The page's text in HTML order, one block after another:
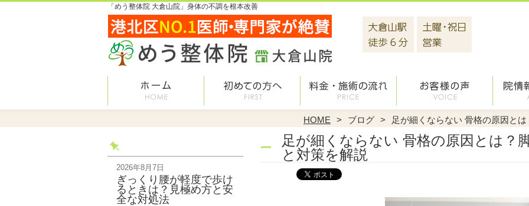
「めう整体院 大倉山院」身体の不調を根本改善
HOME ブログ 足が細くならない 骨格の原因と
2026年8月7日
ぎっくり腰が軽度で歩け
るときは？見極め方と安
全な対処法
足が細くならない 骨格の原因とは？
と対策を解説